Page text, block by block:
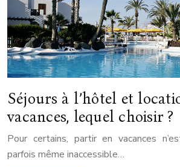
Séjours à l’hôtel et
vacances, lequel choisir ?
Pour certains, partir en vacances
parfois même inaccessible…